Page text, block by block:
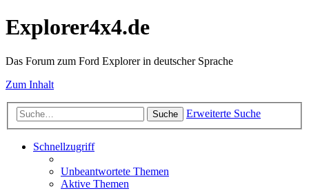
Explorer4x4.de
Das Forum zum Ford Explorer in deutscher Sprache
Zum Inhalt
Suche Erweiterte Suche
Schnellzugriff
Unbeantwortete Themen
Aktive Themen